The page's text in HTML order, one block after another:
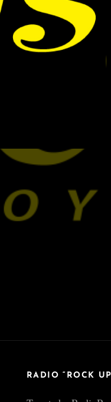
RADIO “ROCK